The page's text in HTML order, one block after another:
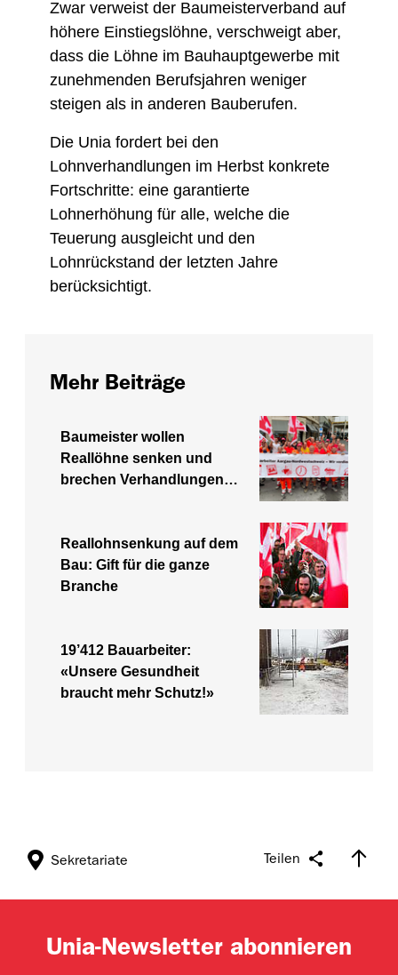
Zwar verweist der Baumeisterverband auf
höhere Einstiegslöhne, verschweigt aber,
dass die Löhne im Bauhauptgewerbe mit
zunehmenden Berufsjahren weniger
steigen als in anderen Bauberufen.
Die Unia fordert bei den
Lohnverhandlungen im Herbst konkrete
Fortschritte: eine garantierte
Lohnerhöhung für alle, welche die
Teuerung ausgleicht und den
Lohnrückstand der letzten Jahre
berücksichtigt.
Mehr Beiträge
Baumeister wollen
Reallöhne senken und
brechen Verhandlungen…
Reallohnsenkung auf dem
Bau: Gift für die ganze
Branche
19’412 Bauarbeiter:
«Unsere Gesundheit
braucht mehr Schutz!»
Teilen
Sekretariate
Unia-Newsletter abonnieren